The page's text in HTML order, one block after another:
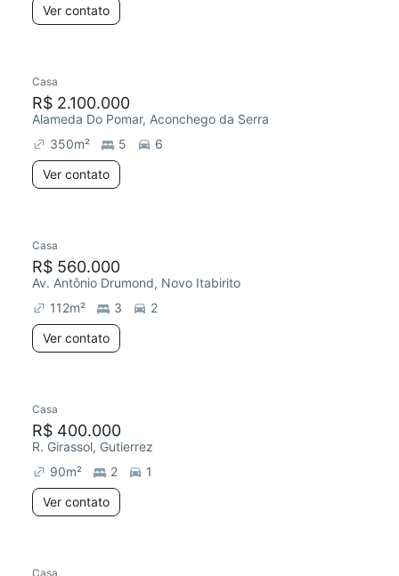
Ver contato
Casa
R$ 2.100.000
Alameda Do Pomar, Aconchego da Serra
350m² 5
6
Ver contato
Casa
R$ 560.000
Av. Antônio Drumond, Novo Itabirito
112m² 3
2
Ver contato
Casa
R$ 400.000
R. Girassol, Gutierrez
90m² 2
1
Ver contato
Casa